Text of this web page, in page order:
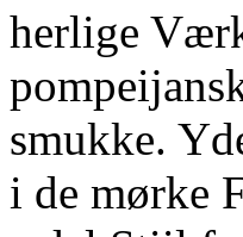
herlige
smukke.
i de mørke